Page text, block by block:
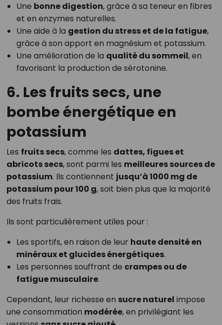
Une bonne digestion, grâce à sa teneur en fibres
et en enzymes naturelles.
Une aide à la gestion du stress et de la fatigue,
grâce à son apport en magnésium et potassium.
Une amélioration de la qualité du sommeil, en
favorisant la production de sérotonine.
6. Les fruits secs, une
bombe énergétique en
potassium
Les fruits secs, comme les dattes, figues et
abricots secs, sont parmi les meilleures sources de
potassium. Ils contiennent jusqu’à 1000 mg de
potassium pour 100 g, soit bien plus que la majorité
des fruits frais.
Ils sont particulièrement utiles pour :
Les sportifs, en raison de leur haute densité en
minéraux et glucides énergétiques.
Les personnes souffrant de crampes ou de
fatigue musculaire.
Cependant, leur richesse en sucre naturel impose
une consommation modérée, en privilégiant les